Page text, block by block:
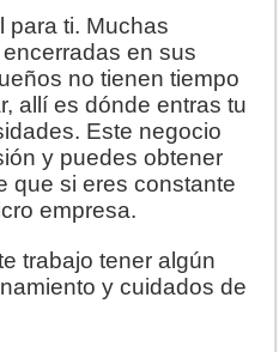
para ti. Muchas
en sus
no tienen tiempo
allí es dónde entras tu
Este negocio
y puedes obtener
que si eres constante
empresa.
trabajo tener algún
y cuidados de